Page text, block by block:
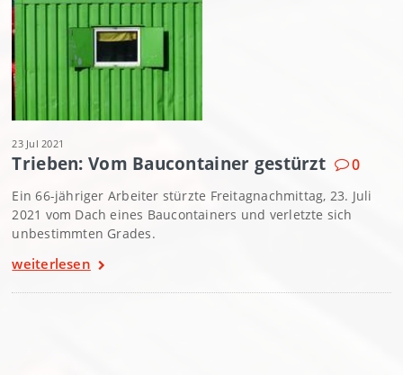
23 Jul 2021
Trieben: Vom Baucontainer gestürzt 0
Ein 66-jähriger Arbeiter stürzte Freitagnachmittag, 23. Juli
2021 vom Dach eines Baucontainers und verletzte sich
unbestimmten Grades.
weiterlesen